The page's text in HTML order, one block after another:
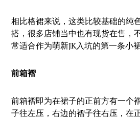
相比格裙来说，这类比较基础的纯
搭，很多店铺当中也有现货在售，
常适合作为萌新JK入坑的第一条小
前箱褶
前箱褶即为在裙子的正前方有一个
子往左压，右边的褶子往右压，在